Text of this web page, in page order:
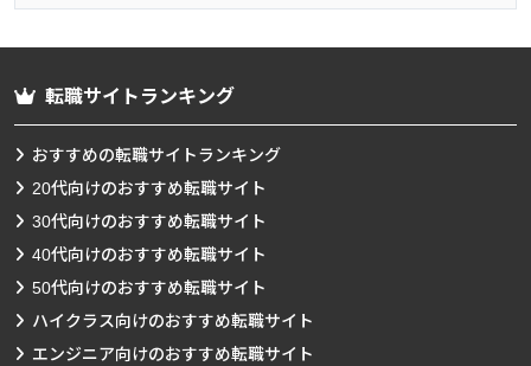
転職サイトランキング
おすすめの転職サイトランキング
20代向けのおすすめ転職サイト
30代向けのおすすめ転職サイト
40代向けのおすすめ転職サイト
50代向けのおすすめ転職サイト
ハイクラス向けのおすすめ転職サイト
エンジニア向けのおすすめ転職サイト